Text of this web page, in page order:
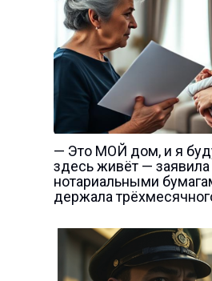
— Это МОЙ дом, и я
здесь живёт — заявила
нотариальными
держала